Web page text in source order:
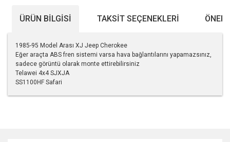
ÜRÜN BILGISI TAKSIT SEÇENEKLERI
1985-95 Model Arası XJ Jeep Cherokee
Eğer araçta ABS fren sistemi varsa hava bağlantılarını yapamazsınız,
sadece görüntü olarak monte ettirebilirsiniz
Telawei 4x4 SJXJA
SS1100HF Safari